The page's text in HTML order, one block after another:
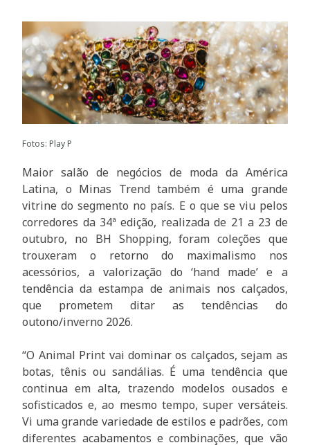
Fotos: Play P
Maior salão de negócios de moda da América
Latina, o Minas Trend também é uma grande
vitrine do segmento no país. E o que se viu pelos
corredores da 34ª edição, realizada de 21 a 23 de
outubro, no BH Shopping, foram coleções que
trouxeram o retorno do maximalismo nos
acessórios, a valorização do ‘hand made’ e a
tendência da estampa de animais nos calçados,
que prometem ditar as tendências do
outono/inverno 2026.
“O Animal Print vai dominar os calçados, sejam as
botas, tênis ou sandálias. É uma tendência que
continua em alta, trazendo modelos ousados e
sofisticados e, ao mesmo tempo, super versáteis.
Vi uma grande variedade de estilos e padrões, com
diferentes acabamentos e combinações, que vão